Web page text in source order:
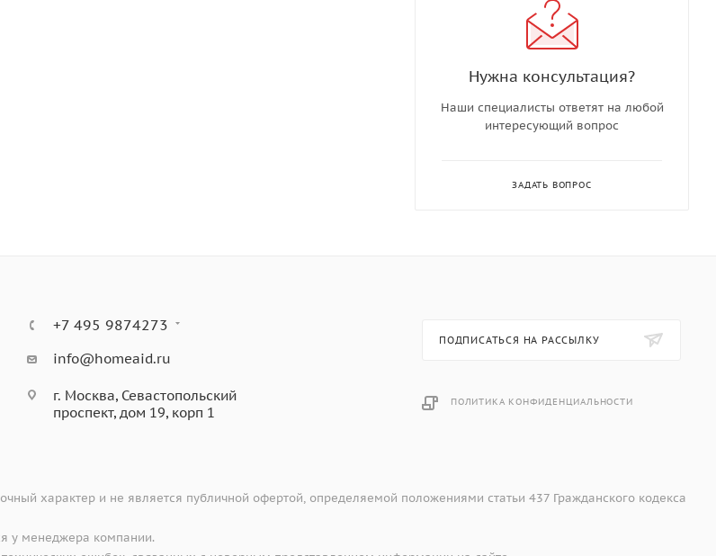
Нужна консультация?
Наши специалисты ответят на любой
интересующий вопрос
ЗАДАТЬ ВОПРОС
+7 495 9874273
info@homeaid.ru
г. Москва, Севастопольский
проспект, дом 19, корп 1
ПОДПИСАТЬСЯ НА РАССЫЛКУ
ПОЛИТИКА КОНФИДЕНЦИАЛЬНОСТИ
характер и не является публичной офертой, определяемой положениями статьи 437 Гражданского кодекса
у менеджера компании.